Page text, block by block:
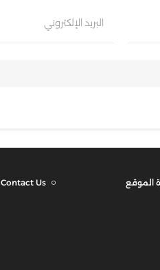
البريد الإلكتروني
الموقع Contact Us